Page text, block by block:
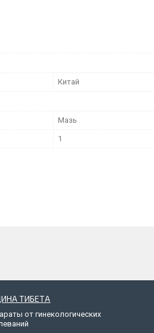
Китай
Мазь
1
ТИБЕТА
от гинекологических